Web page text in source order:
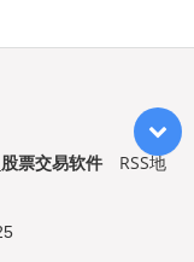
票交易软件
RSS地